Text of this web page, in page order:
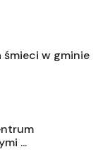
śmieci w gminie
...